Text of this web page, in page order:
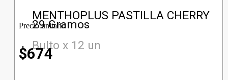
MENTHOPLUS PASTILLA CHERRY
29 Gramos
Bulto x 12 un
Precio unitario
$674